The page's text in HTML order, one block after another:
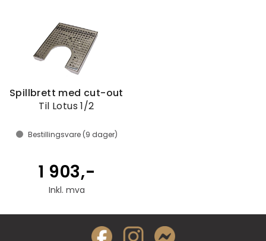
Spillbrett med cut-out
Til Lotus 1/2
Bestillingsvare (9 dager)
1 903,-
Inkl. mva